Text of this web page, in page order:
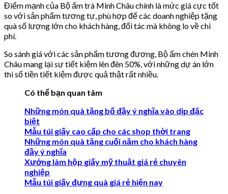
Điểm mạnh của Bộ ấm trà Minh Châu chính là mức giá cực tốt
so với sản phẩm tương tự, phù hợp để các doanh nghiệp tặng
quà số lượng lớn cho khách hàng, đối tác mà không lo về chi
phí.
So sánh giá với các sản phẩm tương đương, Bộ ấm chén Minh
Châu mang lại sự tiết kiệm lên đên 50%, với những dự án lớn
thì số tiền tiết kiệm được quả thật rất nhiều.
Có thể bạn quan tâm
Những món quà tặng bố đầy ý nghĩa vào dịp đặc
biệt
Mẫu túi giấy cao cấp cho các shop thời trang
Những món quà tặng cuối năm cho khách hàng
đầy ý nghĩa
Xưởng làm hộp giấy mỹ thuật giá rẻ chuyên
nghiệp
Mẫu túi giấy đựng quà giá rẻ hiện nay